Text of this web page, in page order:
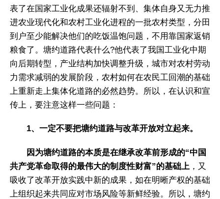
表了在国家工业化成果还辐射不到、集体自身又无力推
进农业现代化和农村工业化进程的一批农村类型，分田
到户至少能解决他们的吃饭温饱问题，不用靠国家返销
粮食了。塘约道路代表什么?他代表了我国工业化中期
向后期转型，产业结构加快调整升级，城市对农村劳动
力需求减弱的发展阶段，农村如何在农民工回潮的基础
上重新走上集体化道路的必然趋势。所以，在认识和宣
传上，要注意这样一些问题：
1、一定不要把塘约道路与改革开放对立起来。
因为塘约道路的本质是在继承改革前形成的“中国
共产党革命取得的最伟大的制度性财富”的基础上 ，又
吸收了改革开放实践中新的成果，如在明晰产权的基础
上组织起来共同应对市场风险等新鲜经验。所以，塘约